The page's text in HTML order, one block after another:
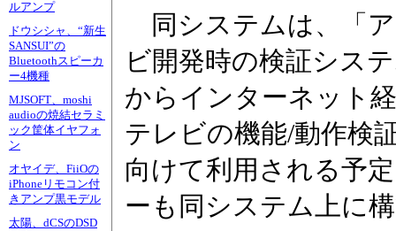
ルアンプ
ドウシシャ、“新生
SANSUI”の
Bluetoothスピーカ
ー4機種
MJSOFT、moshi
audioの焼結セラミ
ック筐体イヤフォ
ン
オヤイデ、FiiOの
iPhoneリモコン付
きアンプ黒モデル
太陽、dCSのDSD
同システムは、「
ビ開発時の検証シス
からインターネット
テレビの機能/動作検
向けて利用される予
ーも同システム上に